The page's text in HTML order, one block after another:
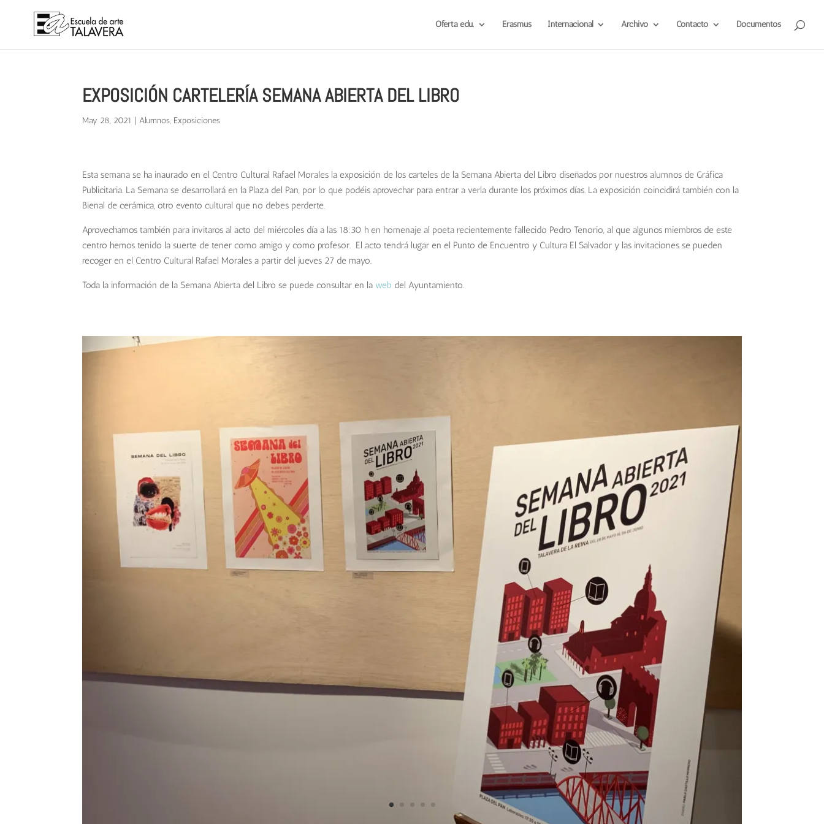
Oferta edu. Erasmus Internacional Archivo Contacto Documentos
EXPOSICIÓN CARTELERÍA SEMANA ABIERTA DEL LIBRO
May 28, 2021 |Alumnos, Exposiciones
Esta semana se ha inaurado en el Centro Cultural Rafael Morales la exposición de los carteles de la Semana Abierta del Libro diseñados por nuestros alumnos de Gráfica
Publicitaria. La Semana se desarrollará en la Plaza del Pan, por lo que podéis aprovechar para entrar a verla durante los próximos días. La exposición coincidirá también con la
Bienal de cerámica, otro evento cultural que no debes perderte.
Aprovechamos también para invitaros al acto del miércoles día a las 18:30 h en homenaje al poeta recientemente fallecido Pedro Tenorio, al que algunos miembros de este
centro hemos tenido la suerte de tener como amigo y como profesor. El acto tendrá lugar en el Punto de Encuentro y Cultura El Salvador y las invitaciones se pueden
recoger en el Centro Cultural Rafael Morales a partir del jueves 27 de mayo.
Toda la información de la Semana Abierta del Libro se puede consultar en la web del Ayuntamiento.